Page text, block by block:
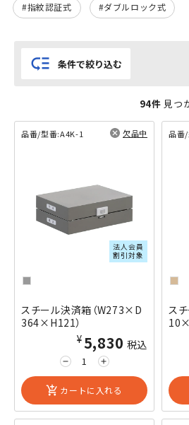
指紋認証式 ダブルロック式
low_priority 条件で絞り込む
94件 見つ
品番/型番:A4K-1 欠品中
法人会員
割引対象
スチール決済箱（W273×D
364×H121）
remove add
¥5,830 税込
add_shopping_cart カートに入れる
品番
ス